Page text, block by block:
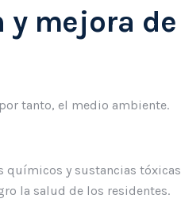
y mejora de
tanto, el medio ambiente.
químicos y sustancias tóxicas
la salud de los residentes.